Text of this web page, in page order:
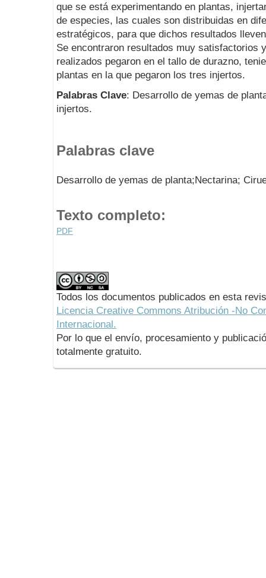
que se está experimentando en plantas,
de especies, las cuales son distribuidas en
estratégicos, para que dichos resultados
Se encontraron resultados muy satisfactorios
realizados pegaron en el tallo de durazno,
plantas en la que pegaron los tres injertos.
Palabras Clave: Desarrollo de yemas de
injertos.
Palabras clave
Desarrollo de yemas de planta;Nectarina;
Texto completo:
PDF
Todos los documentos publicados en esta
Licencia Creative Commons Atribución -No
Internacional.
Por lo que el envío, procesamiento y
totalmente gratuito.